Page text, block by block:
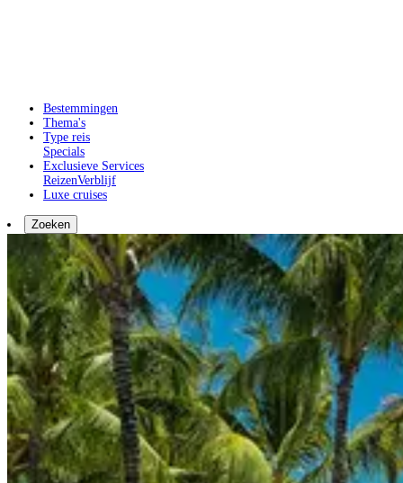
Bestemmingen
Thema's
Type reis
Specials
Exclusieve Services
ReizenVerblijf
Luxe cruises
Zoeken